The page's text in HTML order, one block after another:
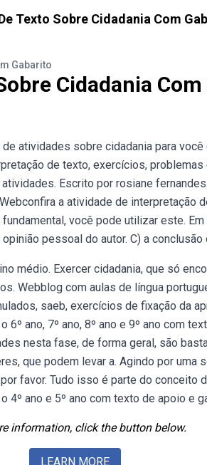
Texto Sobre Cidadania Com
Gabarito
Cidadania
atividades sobre cidadania para
de texto, exercícios,
Escrito por rosiane
a atividade de interpretação
você pode utilizar este.
pessoal do autor. C) a
médio. Exercer cidadania, que só
Webblog com aulas de língua
saeb, exercícios de fixação da
ano, 7º ano, 8º ano e 9º ano com
nesta fase, de forma geral, são
que podem levar a. Agindo por uma
favor. Tudo isso é parte do conceito
4º ano e 5º ano com texto de apoio e
information, click the button below.
LEARN MORE